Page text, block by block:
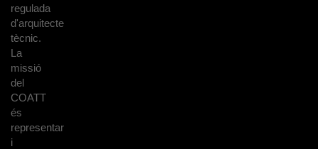
regulada
d'arquitecte
tècnic.
La
missió
del
COATT
és
representar
i